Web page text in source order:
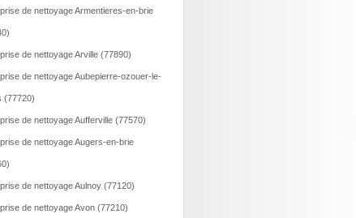
de nettoyage Armentieres-en-brie
de nettoyage Arville (77890)
de nettoyage Aubepierre-ozouer-le-
(77720)
de nettoyage Aufferville (77570)
de nettoyage Augers-en-brie
de nettoyage Aulnoy (77120)
de nettoyage Avon (77210)